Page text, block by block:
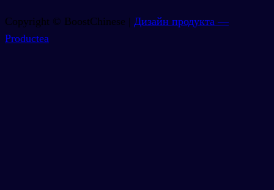
Copyright © BoostChinese | Дизайн продукта —
Productea